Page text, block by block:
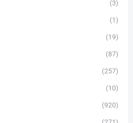
(3)
(1)
(19)
(87)
(257)
(10)
(920)